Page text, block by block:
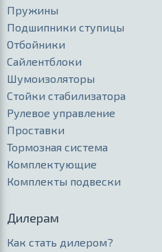
Пружины
Подшипники ступицы
Отбойники
Сайлентблоки
Шумоизоляторы
Стойки стабилизатора
Рулевое управление
Проставки
Тормозная система
Комплектующие
Комплекты подвески
Дилерам
Как стать дилером?